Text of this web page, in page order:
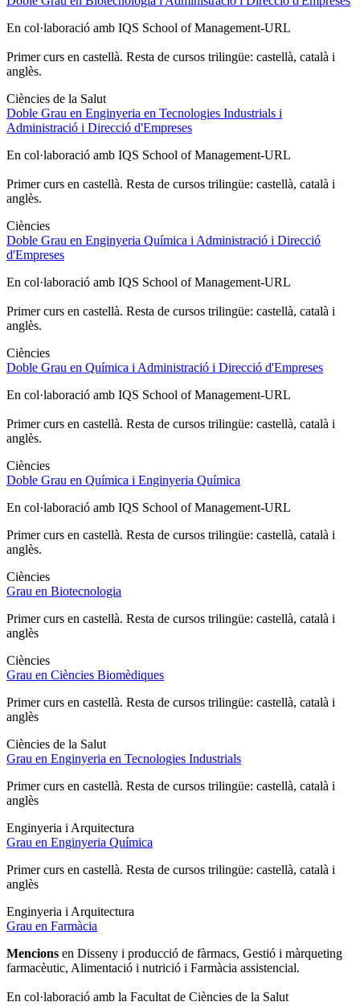
En col·laboració amb IQS School of Management-URL
Primer curs en castellà. Resta de cursos trilingüe: castellà, català i
anglès.
Ciències de la Salut
Doble Grau en Enginyeria en Tecnologies Industrials i
Administració i Direcció d'Empreses
En col·laboració amb IQS School of Management-URL
Primer curs en castellà. Resta de cursos trilingüe: castellà, català i
anglès.
Ciències
Doble Grau en Enginyeria Química i Administració i Direcció
d'Empreses
En col·laboració amb IQS School of Management-URL
Primer curs en castellà. Resta de cursos trilingüe: castellà, català i
anglès.
Ciències
Doble Grau en Química i Administració i Direcció d'Empreses
En col·laboració amb IQS School of Management-URL
Primer curs en castellà. Resta de cursos trilingüe: castellà, català i
anglès.
Ciències
Doble Grau en Química i Enginyeria Química
En col·laboració amb IQS School of Management-URL
Primer curs en castellà. Resta de cursos trilingüe: castellà, català i
anglès.
Ciències
Grau en Biotecnologia
Primer curs en castellà. Resta de cursos trilingüe: castellà, català i
anglès
Ciències
Grau en Ciències Biomèdiques
Primer curs en castellà. Resta de cursos trilingüe: castellà, català i
anglès
Ciències de la Salut
Grau en Enginyeria en Tecnologies Industrials
Primer curs en castellà. Resta de cursos trilingüe: castellà, català i
anglès
Enginyeria i Arquitectura
Grau en Enginyeria Química
Primer curs en castellà. Resta de cursos trilingüe: castellà, català i
anglès
Enginyeria i Arquitectura
Grau en Farmàcia
Mencions en Disseny i producció de fàrmacs, Gestió i màrqueting
farmacèutic, Alimentació i nutrició i Farmàcia assistencial.
En col·laboració amb la Facultat de Ciències de la Salut